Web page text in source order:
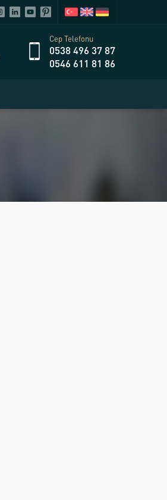
Cep Telefonu
0538 496 37 87
0546 611 81 86